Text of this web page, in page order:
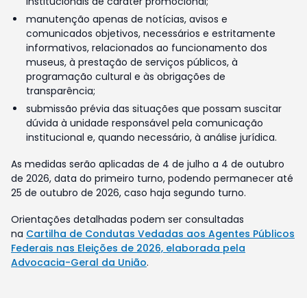
manutenção apenas de notícias, avisos e
comunicados objetivos, necessários e estritamente
informativos, relacionados ao funcionamento dos
museus, à prestação de serviços públicos, à
programação cultural e às obrigações de
transparência;
submissão prévia das situações que possam suscitar
dúvida à unidade responsável pela comunicação
institucional e, quando necessário, à análise jurídica.
As medidas serão aplicadas de 4 de julho a 4 de outubro
de 2026, data do primeiro turno, podendo permanecer até
25 de outubro de 2026, caso haja segundo turno.
Orientações detalhadas podem ser consultadas
na Cartilha de Condutas Vedadas aos Agentes Públicos
Federais nas Eleições de 2026, elaborada pela
Advocacia-Geral da União.